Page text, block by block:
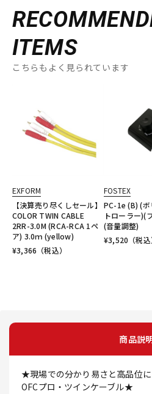
ITEMS
こちらもよく見られています
EXFORM
【決算売り尽くしセール】
COLOR TWIN CABLE
2RR-3.0M (RCA-RCA 1ペ
ア) 3.0ｍ (yellow)
¥3,366 （税込）
FOSTEX
PC-1e (B) (ボ
トローラー)(
(音量調整)
¥3,520 （税込
商品説
★現場での分かり易さと高品位
OFCプロ・ツインケーブル★